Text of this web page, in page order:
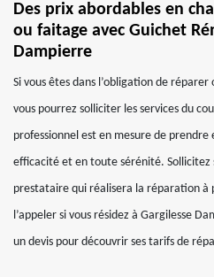
Des prix abordables en
ou faitage avec Guichet
Dampierre
Si vous êtes dans l’obligation de
vous pourrez solliciter les services du
professionnel est en mesure de
efficacité et en toute sérénité. Sollicitez
prestataire qui réalisera la réparation à
l’appeler si vous résidez à Gargilesse
un devis pour découvrir ses tarifs de